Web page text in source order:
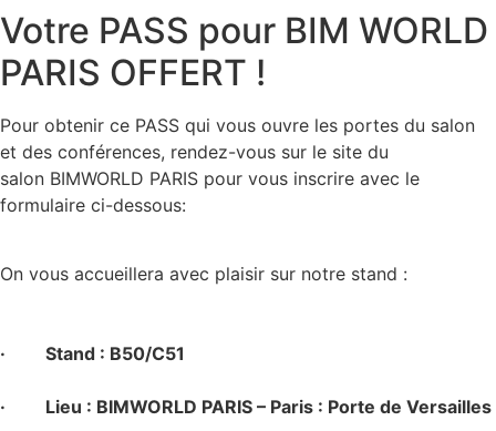
Votre PASS pour BIM WORLD
PARIS OFFERT !
Pour obtenir ce PASS qui vous ouvre les portes du salon
et des conférences, rendez-vous sur le site du
salon BIMWORLD PARIS pour vous inscrire avec le
formulaire ci-dessous:
On vous accueillera avec plaisir sur notre stand :
· Stand : B50/C51
· Lieu : BIMWORLD PARIS – Paris : Porte de Versailles